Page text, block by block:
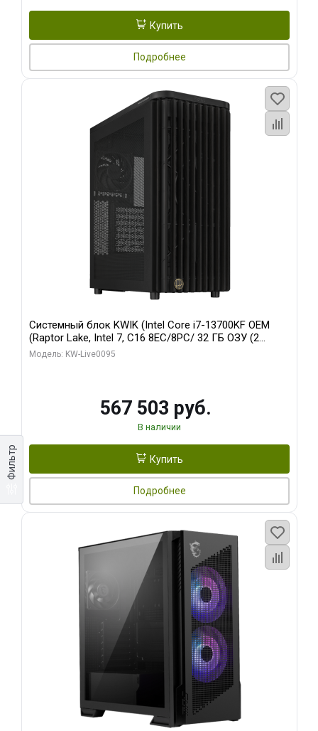
Фильтр
Купить
Подробнее
Системный блок KWIK (Intel Core i7-13700KF OEM
(Raptor Lake, Intel 7, C16 8EC/8PC/ 32 ГБ ОЗУ (2
модуля)/ Afox RTX4090 24GB GDDR6X 384-Bit 3xDP
Модель: KW-Live0095
567 503 руб.
В наличии
Купить
Подробнее